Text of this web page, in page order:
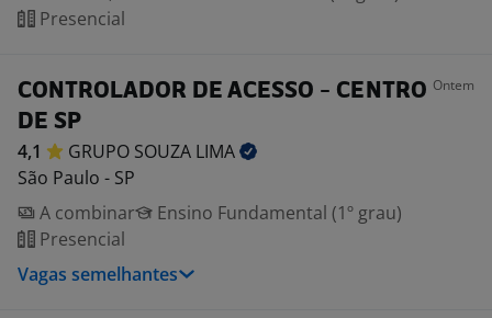
Presencial
CONTROLADOR DE ACESSO - CENTRO
DE SP
Ontem
4,1 GRUPO SOUZA LIMA
São Paulo - SP
A combinar
Ensino Fundamental (1º grau)
Presencial
Vagas semelhantes